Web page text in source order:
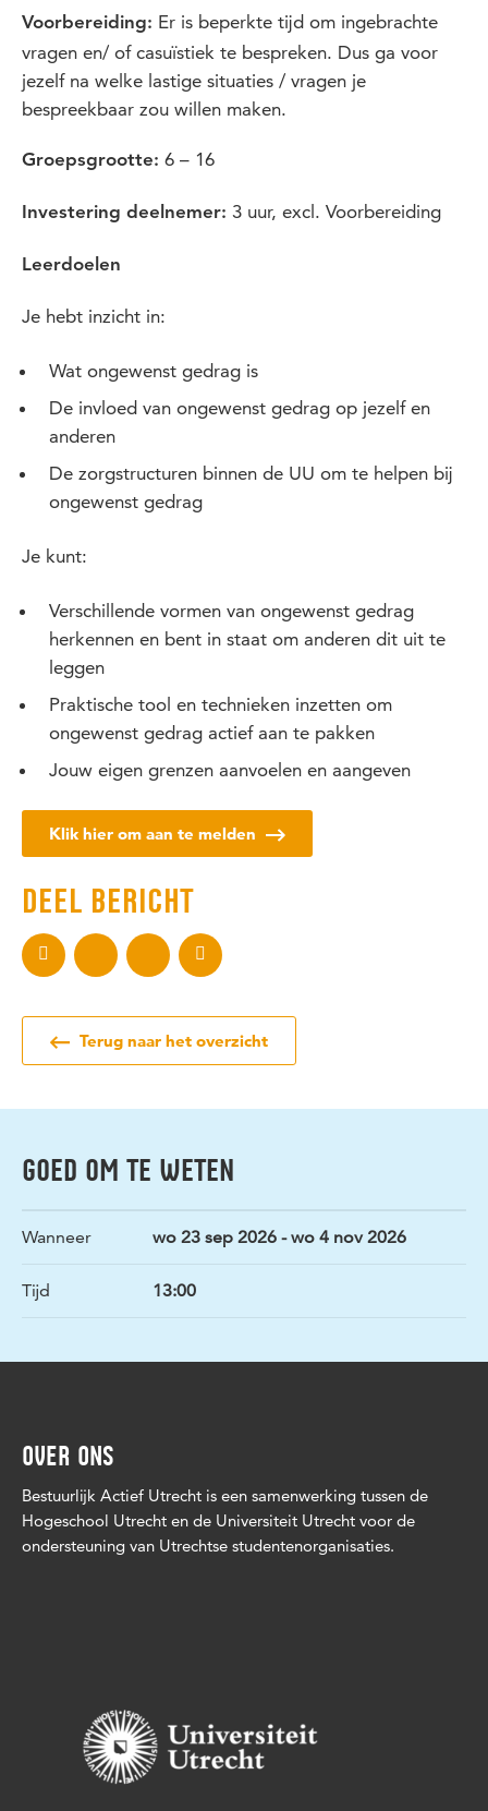
Voorbereiding: Er is beperkte tijd om ingebrachte
vragen en/ of casuïstiek te bespreken. Dus ga voor
jezelf na welke lastige situaties / vragen je
bespreekbaar zou willen maken.
Groepsgrootte: 6 – 16
Investering deelnemer: 3 uur, excl. Voorbereiding
Leerdoelen
Je hebt inzicht in:
Wat ongewenst gedrag is
De invloed van ongewenst gedrag op jezelf en
anderen
De zorgstructuren binnen de UU om te helpen bij
ongewenst gedrag
Je kunt:
Verschillende vormen van ongewenst gedrag
herkennen en bent in staat om anderen dit uit te
leggen
Praktische tool en technieken inzetten om
ongewenst gedrag actief aan te pakken
Jouw eigen grenzen aanvoelen en aangeven
Klik hier om aan te melden
DEEL BERICHT
Terug naar het overzicht
GOED OM TE WETEN
Wanneer wo 23 sep 2026 - wo 4 nov 2026
Tijd 13:00
OVER ONS
Bestuurlijk Actief Utrecht is een samenwerking tussen de
Hogeschool Utrecht en de Universiteit Utrecht voor de
ondersteuning van Utrechtse studentenorganisaties.